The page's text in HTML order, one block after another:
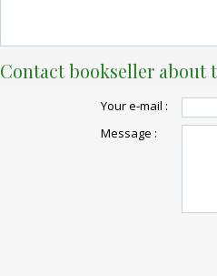
Contact bookseller about
Your e-mail :
Message :